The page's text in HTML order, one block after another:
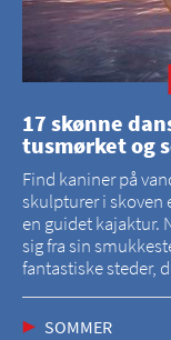
17 skønne
tusmørket og
Find kaniner på
skulpturer i skoven
en guidet kajaktur.
sig fra sin
fantastiske steder,
SOMMER